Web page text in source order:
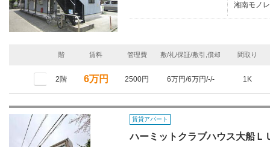
湘南モノ
階 賃料 管理費 敷/礼/保証/敷引,償却 間取り
2階 6万円 2500円 6万円/6万円/-/- 1K
賃貸アパート
ハーミットクラブハウス大船Ｌ